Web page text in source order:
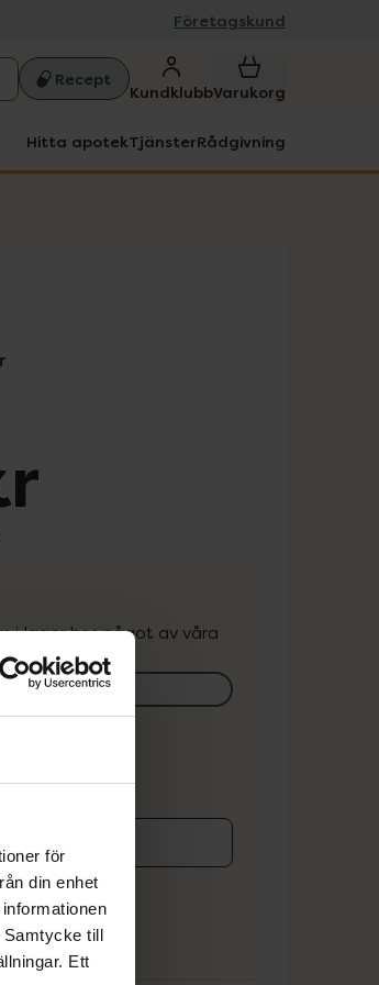
för
din enhet
Samtycke till
Ett
Företagskund
Recept
KundklubbVarukorg
Hitta apotekTjänsterRådgivning
i lager hos något av våra
apotek